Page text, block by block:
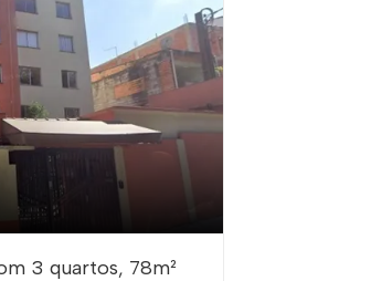
3 quartos, 78m²